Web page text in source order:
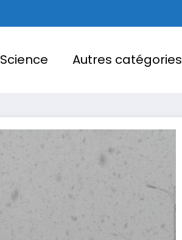
Science Autres catégories